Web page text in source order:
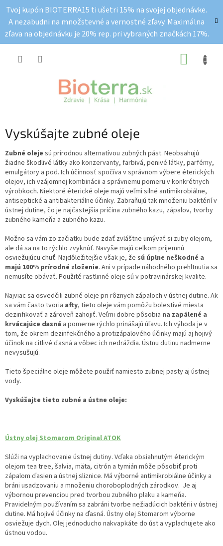
obsah
Tvoj kupón BIOTERRA15 ti ušetri 15% na svojej objednávke.
A nezabudni na množstevné a vernostné zľavy. Maximálna
zľava na objednávku je 20% rep. pri vybraných značkách 17%.
Vyskúšajte zubné oleje
Zubné oleje sú prírodnou alternatívou zubných pást. Neobsahujú
žiadne škodlivé látky ako konzervanty, farbivá, penivé látky, parfémy,
emulgátory a pod. Ich účinnosť spočíva v správnom výbere éterických
olejov, ich vzájomnej kombinácii a správnemu pomeru v konkrétnych
výrobkoch. Niektoré éterické oleje majú veľmi silné antimikrobiálne,
antiseptické a antibakteriálne účinky. Zabraňujú tak množeniu baktérií v
ústnej dutine, čo je najčastejšia príčina zubného kazu, zápalov, tvorby
zubného kameňa a zubného kazu.
Možno sa vám zo začiatku bude zdať zvláštne umývať si zuby olejom,
ale dá sa na to rýchlo zvyknúť. Navyše majú celkom príjemnú
osviežujúcu chuť. Najdôležitejšie však je, že sú úplne neškodné a
majú 100% prírodné zloženie. Ani v prípade náhodného prehltnutia sa
nemusíte obávať. Použité rastlinné oleje sú v potravinárskej kvalite.
Najviac sa osvedčili zubné oleje pri rôznych zápaloch v ústnej dutine. Ak
sa vám často tvoria afty, tieto oleje vám pomôžu bolestivé miesta
dezinfikovať a zároveň zahojiť. Veľmi dobre pôsobia na zapálené a
krvácajúce ďasná a pomerne rýchlo prinášajú úľavu. Ich výhoda je v
tom, že okrem dezinfekčného a protizápalového účinky majú aj hojivý
účinok na citlivé ďasná a vôbec ich nedráždia. Ústnu dutinu nadmerne
nevysušujú.
Tieto špeciálne oleje môžete použiť namiesto zubnej pasty aj ústnej
vody.
Vyskúšajte tieto zubné a ústne oleje:
Ústny olej Stomarom Original ATOK
Slúži na vyplachovanie ústnej dutiny. Vďaka obsiahnutým éterickým
olejom tea tree, šalvia, mäta, citrón a tymián môže pôsobiť proti
zápalom ďasien a ústnej sliznice. Má výborné antimikrobiálne účinky a
bráni usadzovaniu a množeniu choroboplodných zárodkov. Je aj
výbornou prevenciou pred tvorbou zubného plaku a kameňa.
Pravidelným používaním sa zabráni tvorbe nežiadúcich baktérii v ústnej
dutine. Má hojivé účinky na ďasná. Ústny olej Stomarom výborne
osviežuje dych. Olej jednoducho nakvapkáte do úst a vyplachujete ako
ústnou vodou.